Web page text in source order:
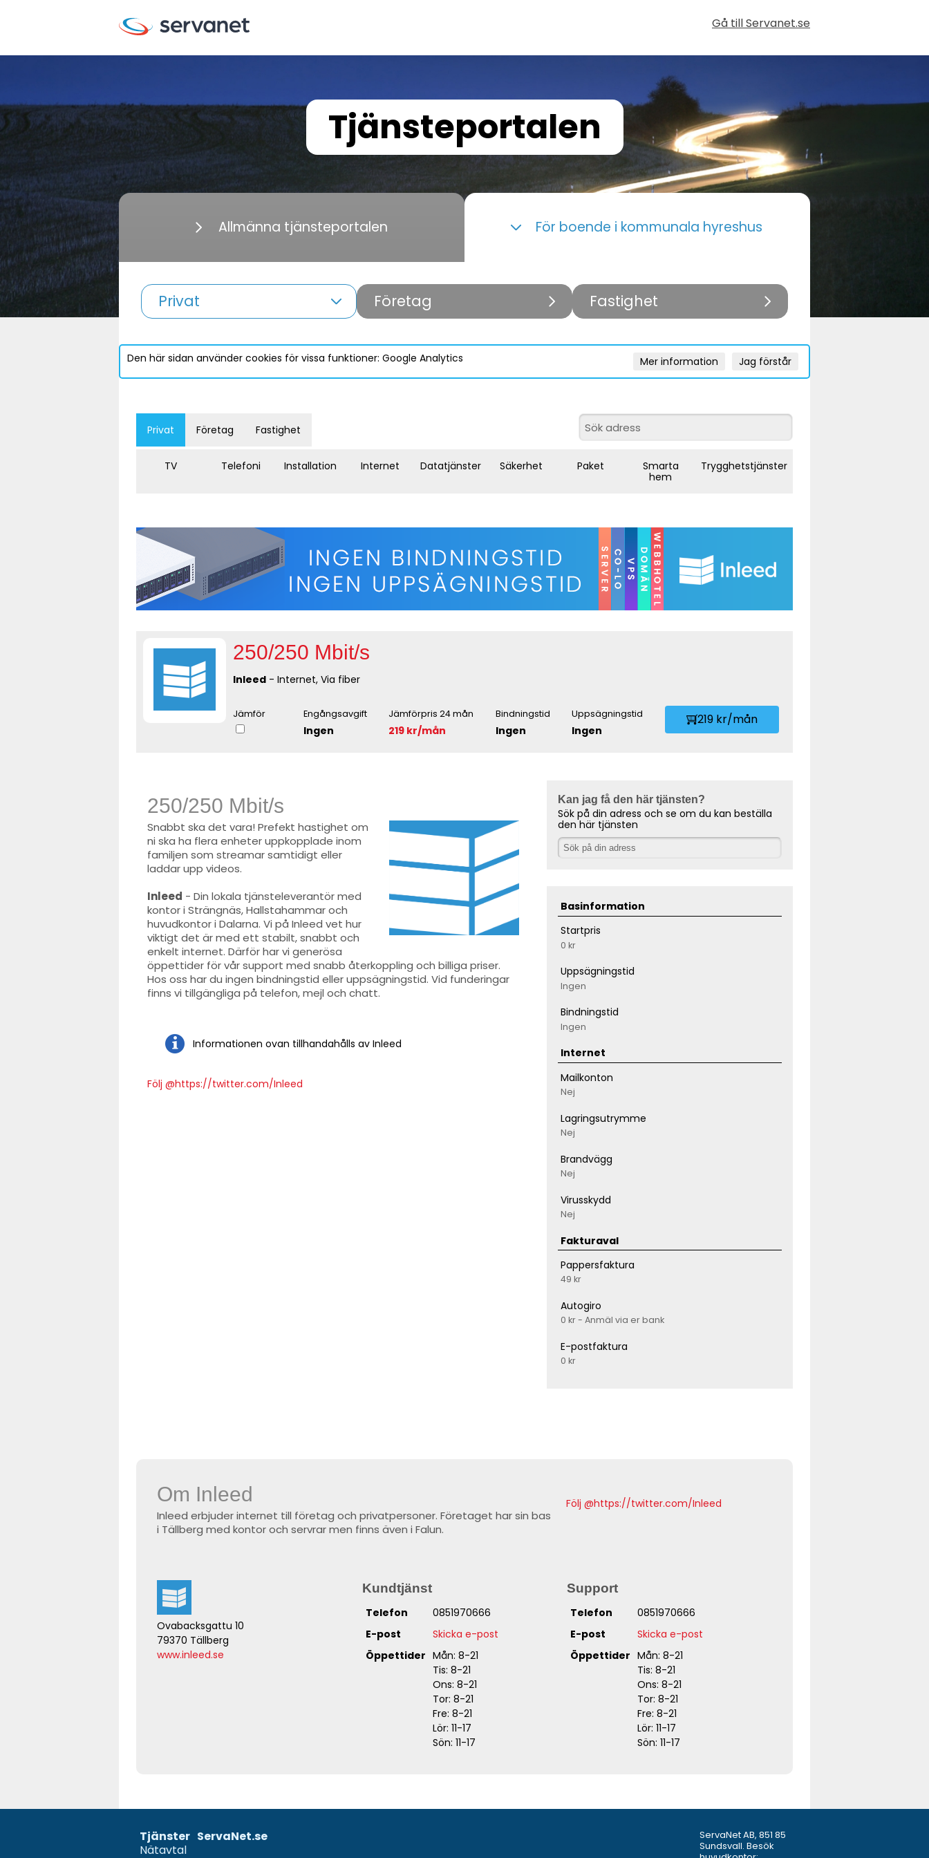
Gå till Servanet.se
Tjänsteportalen
Allmänna tjänsteportalen För boende i kommunala hyreshus
Privat Företag Fastighet
Den här sidan använder cookies för vissa funktioner: Google Analytics Jag förstår
Mer information
Privat Företag Fastighet
TV Telefoni Installation Internet Datatjänster Säkerhet Paket
Smarta
hem
Trygghetstjänster
250/250 Mbit/s
Inleed - Internet, Via fiber
Jämför Engångsavgift
Ingen
Jämförpris 24 mån
219 kr/mån
Bindningstid
Ingen
Uppsägningstid
Ingen
219 kr/mån
250/250 Mbit/s
Snabbt ska det vara! Prefekt hastighet om
ni ska ha flera enheter uppkopplade inom
familjen som streamar samtidigt eller
laddar upp videos.
Inleed - Din lokala tjänsteleverantör med
kontor i Strängnäs, Hallstahammar och
huvudkontor i Dalarna. Vi på Inleed vet hur
viktigt det är med ett stabilt, snabbt och
enkelt internet. Därför har vi generösa
öppettider för vår support med snabb återkoppling och billiga priser.
Hos oss har du ingen bindningstid eller uppsägningstid. Vid funderingar
finns vi tillgängliga på telefon, mejl och chatt.
Informationen ovan tillhandahålls av Inleed
Följ @https://twitter.com/Inleed
Kan jag få den här tjänsten?
Sök på din adress och se om du kan beställa
den här tjänsten
Basinformation
Startpris
0 kr
Uppsägningstid
Ingen
Bindningstid
Ingen
Internet
Mailkonton
Nej
Lagringsutrymme
Nej
Brandvägg
Nej
Virusskydd
Nej
Fakturaval
Pappersfaktura
49 kr
Autogiro
0 kr - Anmäl via er bank
E-postfaktura
0 kr
Följ @https://twitter.com/Inleed
Om Inleed
Inleed erbjuder internet till företag och privatpersoner. Företaget har sin bas
i Tällberg med kontor och servrar men finns även i Falun.
Ovabacksgattu 10
79370 Tällberg
www.inleed.se
Kundtjänst
Telefon
0851970666
E-post
Skicka e-post
Öppettider Mån: 8-21
Tis: 8-21
Ons: 8-21
Tor: 8-21
Fre: 8-21
Lör: 11-17
Sön: 11-17
Support
Telefon
0851970666
E-post
Skicka e-post
Öppettider Mån: 8-21
Tis: 8-21
Ons: 8-21
Tor: 8-21
Fre: 8-21
Lör: 11-17
Sön: 11-17
Tjänster
Nätavtal
ServaNet.se
ServaNet AB, 851 85
Sundsvall. Besök